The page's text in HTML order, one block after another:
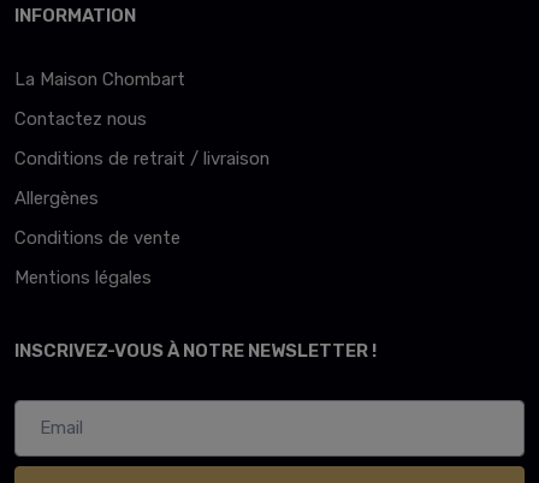
INFORMATION
La Maison Chombart
Contactez nous
Conditions de retrait / livraison
Allergènes
Conditions de vente
Mentions légales
INSCRIVEZ-VOUS À NOTRE NEWSLETTER !